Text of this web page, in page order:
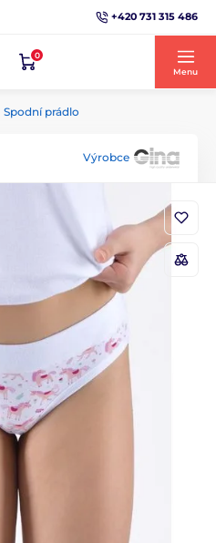
+420 731 315 486
0
Menu
Spodní prádlo
Výrobce